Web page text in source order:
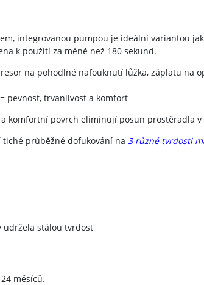
integrovanou pumpou je ideální variantou
k použití za méně než 180 sekund.
na pohodlné nafouknutí lůžka, záplatu na
pevnost, trvanlivost a komfort
komfortní povrch eliminují posun prostěradla v
průběžné dofukování na 3 různé tvrdosti
udržela stálou tvrdost
měsíců.